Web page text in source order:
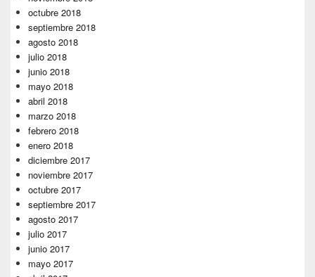
octubre 2018
septiembre 2018
agosto 2018
julio 2018
junio 2018
mayo 2018
abril 2018
marzo 2018
febrero 2018
enero 2018
diciembre 2017
noviembre 2017
octubre 2017
septiembre 2017
agosto 2017
julio 2017
junio 2017
mayo 2017